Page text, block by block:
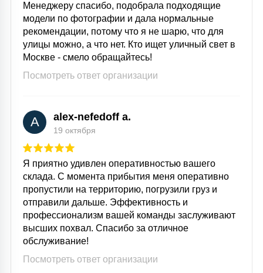
Менеджеру спасибо, подобрала подходящие
модели по фотографии и дала нормальные
рекомендации, потому что я не шарю, что для
улицы можно, а что нет. Кто ищет уличный свет в
Москве - смело обращайтесь!
Посмотреть ответ организации
A alex-nefedoff a.
19 октября
Я приятно удивлен оперативностью вашего
склада. С момента прибытия меня оперативно
пропустили на территорию, погрузили груз и
отправили дальше. Эффективность и
профессионализм вашей команды заслуживают
высших похвал. Спасибо за отличное
обслуживание!
Посмотреть ответ организации